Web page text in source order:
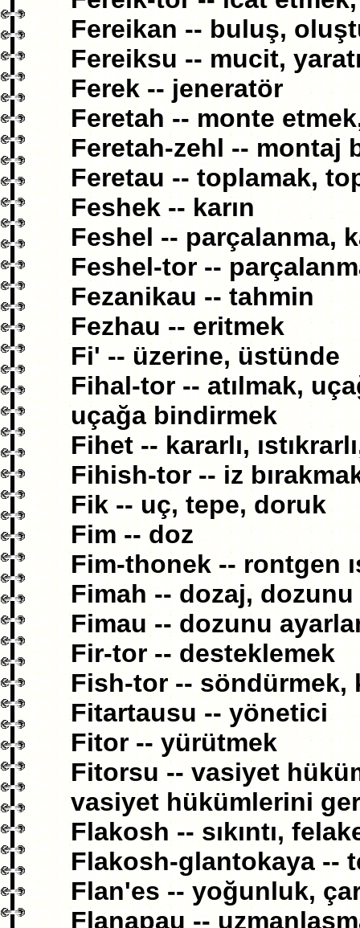
Fereikan -- buluş,
Fereiksu -- mucit,
Ferek -- jeneratör
Feretah -- monte
Feretah-zehl -- montaj
Feretau -- toplamak,
Feshek -- karın
Feshel -- parçalanma,
Feshel-tor --
Fezanikau -- tahmin
Fezhau -- eritmek
Fi' -- üzerine, üstünde
Fihal-tor -- atılmak,
uçağa bindirmek
Fihet -- kararlı,
Fihish-tor -- iz
Fik -- uç, tepe, doruk
Fim -- doz
Fim-thonek -- rontgen
Fimah -- dozaj,
Fimau -- dozunu
Fir-tor -- desteklemek
Fish-tor -- söndürmek,
Fitartausu -- yönetici
Fitor -- yürütmek
Fitorsu -- vasiyet
vasiyet hükümlerini
Flakosh -- sıkıntı,
Flakosh-glantokaya --
Flan'es -- yoğunluk,
Flanapau --